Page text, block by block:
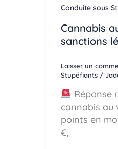
Conduite sous
Cannabis
sanctions
Laisser un
Stupéfiants /
Réponse
cannabis au
points en
€,